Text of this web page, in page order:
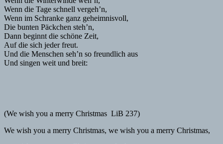
Wenn die Tage schnell vergeh’n,
Wenn im Schranke ganz geheimnisvoll,
Die bunten Päckchen steh’n,
Dann beginnt die schöne Zeit,
Auf die sich jeder freut.
Und die Menschen seh’n so freundlich aus
Und singen weit und breit:
(We wish you a merry Christmas LiB 237)
We wish you a merry Christmas, we wish you a merry Christmas,